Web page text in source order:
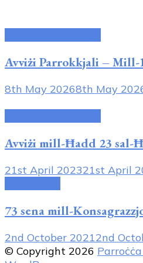
Avviżi Parrokkjali – Mill-
8th May 20268th May
Avviżi mill-Ħadd 23 sal-
21st April 202321st April
73 sena mill-
2nd October 20212nd
© Copyright 2026